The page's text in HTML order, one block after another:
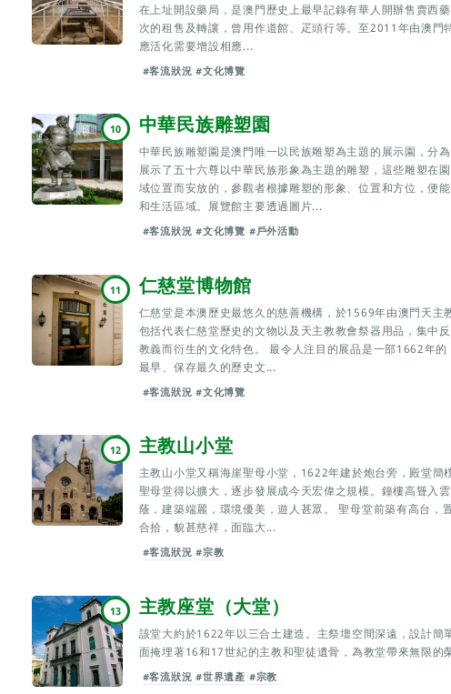
在上址開設藥局，是澳門歷史上最早記錄有華人開辦售賣西
次的租售及轉讓，曾用作道館、疋頭行等。至2011年由澳門
應活化需要增設相應...
#客流狀況 #文化博覽
10 中華民族雕塑園
中華民族雕塑園是澳門唯一以民族雕塑為主題的展示園，分
展示了五十六尊以中華民族形象為主題的雕塑，這些雕塑在
域位置而安放的，參觀者根據雕塑的形象、位置和方位，便
和生活區域。展覽館主要透過圖片...
#客流狀況 #文化博覽 #戶外活動
11 仁慈堂博物館
仁慈堂是本澳歷史最悠久的慈善機構，於1569年由澳門天主
包括代表仁慈堂歷史的文物以及天主教教會祭器用品，集中
教義而衍生的文化特色。 最令人注目的展品是一部1662年
最早、保存最久的歷史文...
#客流狀況 #文化博覽
12 主教山小堂
主教山小堂又稱海崖聖母小堂，1622年建於炮台旁，殿堂簡
聖母堂得以擴大，逐步發展成今天宏偉之規模。鐘樓高聳入
蔭，建築端麗，環境優美，遊人甚眾。 聖母堂前築有高台，
合拾，貌甚慈祥，面臨大...
#客流狀況 #宗教
13 主教座堂（大堂）
該堂大約於1622年以三合土建造。主祭壇空間深遠，設計簡
面掩埋著16和17世紀的主教和聖徒遺骨，為教堂帶來無限的
#客流狀況 #世界遺產 #宗教